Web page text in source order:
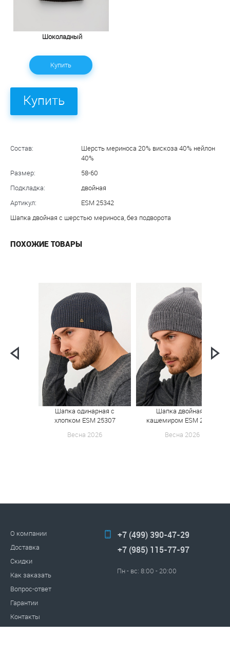
Шоколадный
Купить
Купить
Состав:
Шерсть мериноса 20% вискоза 40% нейлон
40%
Размер:
58-60
Подкладка:
двойная
Артикул:
ESM 25342
Шапка двойная с шерстью мериноса, без подворота
ПОХОЖИЕ ТОВАРЫ
Шапка одинарная с
хлопком ESM 25307
Весна 2026
Шапка двойная с
кашемиром ESM 25306
Весна 2026
О компании
Доставка
Скидки
Как заказать
Вопрос-ответ
Гарантии
Контакты
+7 (499) 390-47-29
+7 (985) 115-77-97
Пн - вс: 8:00 - 20:00